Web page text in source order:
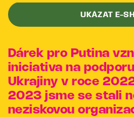
UKÁZAT E-
Dárek pro Putina
iniciativa na
Ukrajiny v roce
2023 jsme se stali
neziskovou